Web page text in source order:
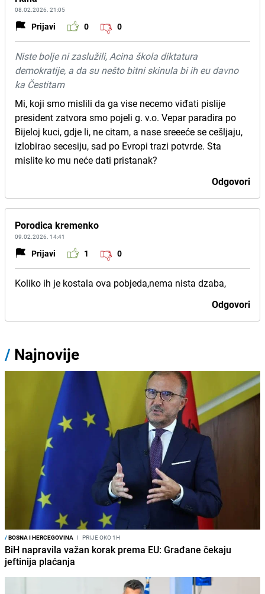
08.02.2026. 21:05
Prijavi 0 0
Niste bolje ni zaslužili, Acina škola diktatura
demokratije, a da su nešto bitni skinula bi ih eu davno
ka Čestitam
Mi, koji smo mislili da ga vise necemo viđati pislije
president zatvora smo pojeli g. v.o. Vepar paradira po
Bijeloj kuci, gdje li, ne citam, a nase sreeeće se cešljaju,
izlobirao secesiju, sad po Evropi trazi potvrde. Sta
mislite ko mu neće dati pristanak?
Odgovori
Porodica kremenko
09.02.2026. 14:41
Prijavi 1 0
Koliko ih je kostala ova pobjeda,nema nista dzaba,
Odgovori
/ Najnovije
/BOSNA I HERCEGOVINA I PRIJE OKO 1H
BiH napravila važan korak prema EU: Građane čekaju
jeftinija plaćanja